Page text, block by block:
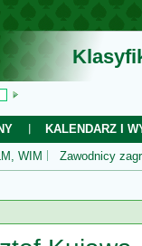
KALENDARZ I
WIM Zawodnicy